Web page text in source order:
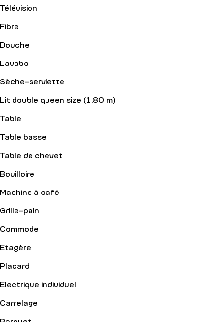
Télévision
Fibre
Douche
Lavabo
Sèche-serviette
Lit double queen size (1.80 m)
Table
Table basse
Table de chevet
Bouilloire
Machine à café
Grille-pain
Commode
Etagère
Placard
Electrique individuel
Carrelage